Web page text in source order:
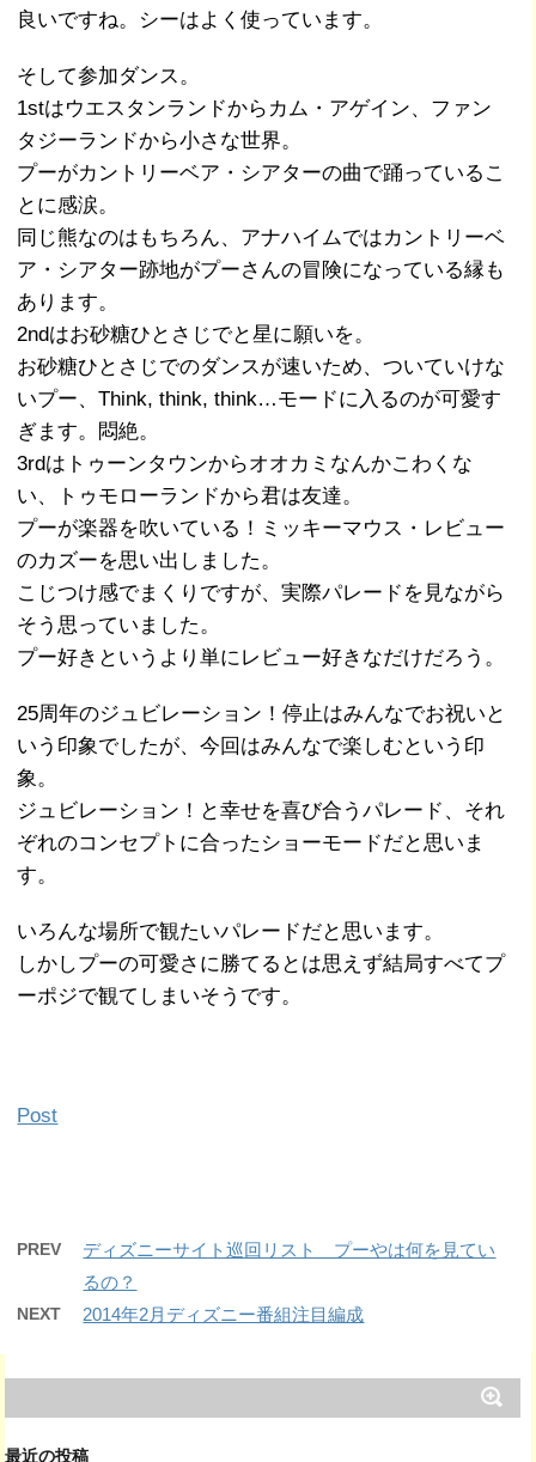
良いですね。シーはよく使っています。
そして参加ダンス。
1stはウエスタンランドからカム・アゲイン、ファン
タジーランドから小さな世界。
プーがカントリーベア・シアターの曲で踊っているこ
とに感涙。
同じ熊なのはもちろん、アナハイムではカントリーベ
ア・シアター跡地がプーさんの冒険になっている縁も
あります。
2ndはお砂糖ひとさじでと星に願いを。
お砂糖ひとさじでのダンスが速いため、ついていけな
いプー、Think, think, think…モードに入るのが可愛す
ぎます。悶絶。
3rdはトゥーンタウンからオオカミなんかこわくな
い、トゥモローランドから君は友達。
プーが楽器を吹いている！ミッキーマウス・レビュー
のカズーを思い出しました。
こじつけ感でまくりですが、実際パレードを見ながら
そう思っていました。
プー好きというより単にレビュー好きなだけだろう。
25周年のジュビレーション！停止はみんなでお祝いと
いう印象でしたが、今回はみんなで楽しむという印
象。
ジュビレーション！と幸せを喜び合うパレード、それ
ぞれのコンセプトに合ったショーモードだと思いま
す。
いろんな場所で観たいパレードだと思います。
しかしプーの可愛さに勝てるとは思えず結局すべてプ
ーポジで観てしまいそうです。
Post
PREV
ディズニーサイト巡回リスト プーやは何を見てい
るの？
NEXT 2014年2月ディズニー番組注目編成
最近の投稿